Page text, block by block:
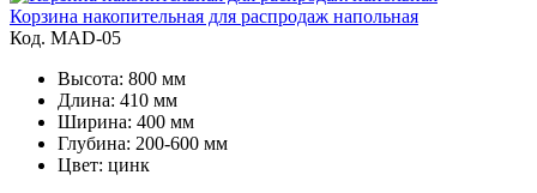
Корзина накопительная для распродаж напольная
Код. MAD-05
Высота: 800 мм
Длина: 410 мм
Ширина: 400 мм
Глубина: 200-600 мм
Цвет: цинк